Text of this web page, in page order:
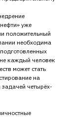
уже
положительный
необходима
каждый человек
может стать
на
задачей четырёх-